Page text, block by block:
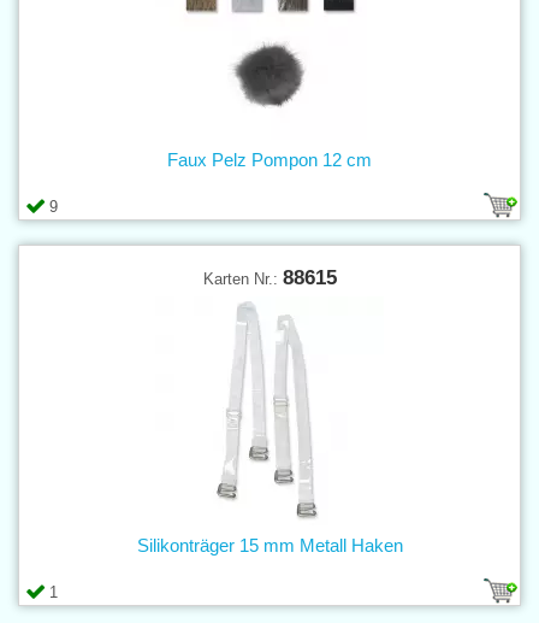
9
Faux Pelz Pompon 12 cm
Karten Nr.: 88615
1
Silikonträger 15 mm Metall Haken